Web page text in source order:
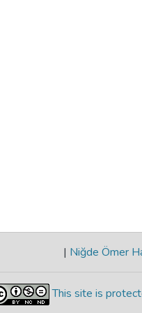
| Niğde Ömer
This site is